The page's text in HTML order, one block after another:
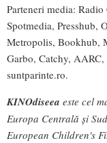
Parteneri media:
Spotmedia, Presshub,
Metropolis, Bookhub,
Garbo, Catchy,
suntparinte.ro.
KINOdiseea este cel
Europa Centrală și
European Children's